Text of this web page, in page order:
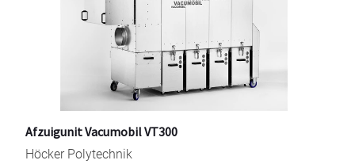
Afzuigunit Vacumobil VT300
Höcker Polytechnik